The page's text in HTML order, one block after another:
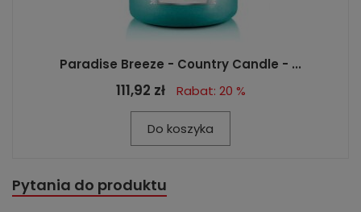
Paradise Breeze - Country Candle - ...
111,92 zł Rabat: 20 %
Do koszyka
Pytania do produktu